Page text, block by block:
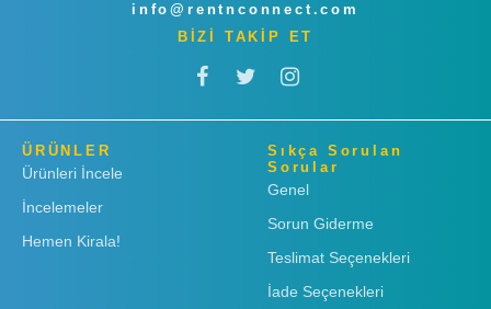
info@rentnconnect.com
BİZİ TAKİP ET
ÜRÜNLER
Ürünleri İncele
İncelemeler
Hemen Kirala!
Sıkça Sorulan
Sorular
Genel
Sorun Giderme
Teslimat Seçenekleri
İade Seçenekleri